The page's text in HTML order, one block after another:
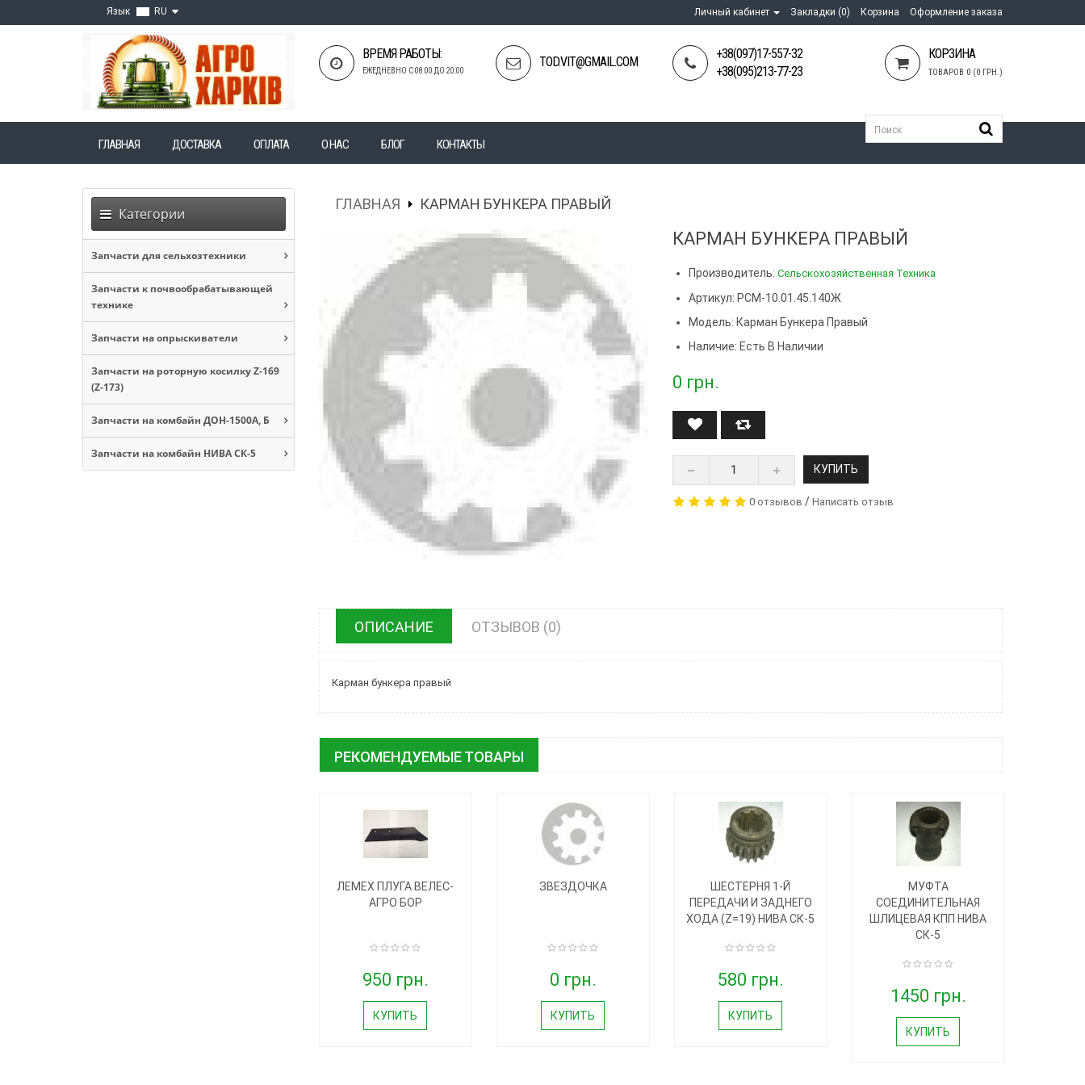
Язык RU Личный кабинет Закладки (0) Корзина Оформление заказа
ВРЕМЯ РАБОТЫ:
ЕЖЕДНЕВНО С 08:00 ДО 20:00
TOD.VIT@GMAIL.COM
+38(097)17-557-32
+38(095)213-77-23
КОРЗИНА
ТОВАРОВ 0 (0 ГРН.)
ГЛАВНАЯ ДОСТАВКА ОПЛАТА О НАС БЛОГ КОНТАКТЫ
Категории
Запчасти для сельхозтехники
Запчасти к почвообрабатывающей
технике
Запчасти на опрыскиватели
Запчасти на роторную косилку Z-169
(Z-173)
Запчасти на комбайн ДОН-1500А, Б
Запчасти на комбайн НИВА СК-5
ГЛАВНАЯ КАРМАН БУНКЕРА ПРАВЫЙ
КАРМАН БУНКЕРА ПРАВЫЙ
Производитель:Сельскохозяйственная Техника
Артикул: РСМ-10.01.45.140Ж
Модель: Карман Бункера Правый
Наличие: Есть В Наличии
0 грн.
КУПИТЬ
0 отзывов /Написать отзыв
ОПИСАНИЕ ОТЗЫВОВ (0)
Карман бункера правый
РЕКОМЕНДУЕМЫЕ ТОВАРЫ
ЛЕМЕХ ПЛУГА ВЕЛЕС-
АГРО БОР
950 грн.
КУПИТЬ
ЗВЕЗДОЧКА
0 грн.
КУПИТЬ
ШЕСТЕРНЯ 1-Й
ПЕРЕДАЧИ И ЗАДНЕГО
ХОДА (Z=19) НИВА СК-5
580 грн.
КУПИТЬ
МУФТА
СОЕДИНИТЕЛЬНАЯ
ШЛИЦЕВАЯ КПП НИВА
СК-5
1450 грн.
КУПИТЬ